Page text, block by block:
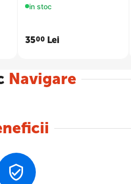
in stoc
3500 Lei
Navigare